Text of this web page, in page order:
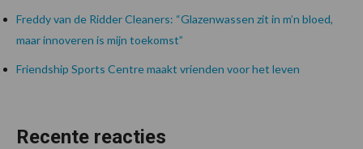
Freddy van de Ridder Cleaners: “Glazenwassen zit in m’n bloed,
maar innoveren is mijn toekomst”
Friendship Sports Centre maakt vrienden voor het leven
Recente reacties